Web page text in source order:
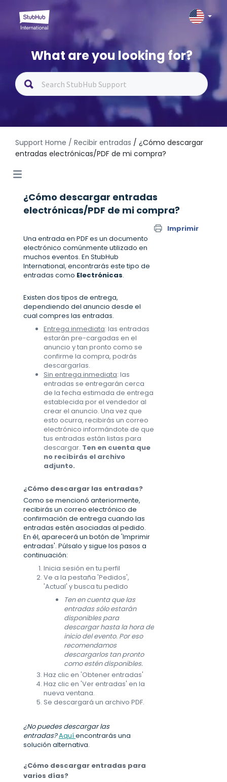
What are you looking for?
Support Home / Recibir entradas / ¿Cómo descargar
entradas electrónicas/PDF de mi compra?
¿Cómo descargar entradas
electrónicas/PDF de mi compra?
Imprimir
Una entrada en PDF es un documento
electrónico comúnmente utilizado en
muchos eventos. En StubHub
International, encontrarás este tipo de
entradas como Electrónicas.
Existen dos tipos de entrega,
dependiendo del anuncio desde el
cual compres las entradas.
Entrega inmediata: las entradas
estarán pre-cargadas en el
anuncio y tan pronto como se
confirme la compra, podrás
descargarlas.
Sin entrega inmediata: las
entradas se entregarán cerca
de la fecha estimada de entrega
establecida por el vendedor al
crear el anuncio. Una vez que
esto ocurra, recibirás un correo
electrónico informándote de que
tus entradas están listas para
descargar. Ten en cuenta que
no recibirás el archivo
adjunto.
¿Cómo descargar las entradas?
Como se mencionó anteriormente,
recibirás un correo electrónico de
confirmación de entrega cuando las
entradas estén asociadas al pedido.
En él, aparecerá un botón de 'Imprimir
entradas'. Púlsalo y sigue los pasos a
continuación:
Inicia sesión en tu perfil
Ve a la pestaña 'Pedidos',
'Actual' y busca tu pedido
Ten en cuenta que las
entradas sólo estarán
disponibles para
descargar hasta la hora de
inicio del evento. Por eso
recomendamos
descargarlos tan pronto
como estén disponibles.
Haz clic en 'Obtener entradas'
Haz clic en 'Ver entradas' en la
nueva ventana.
Se descargará un archivo PDF.
¿No puedes descargar las
entradas?Aquíencontrarás una
solución alternativa.
¿Cómo descargar entradas para
varios días?